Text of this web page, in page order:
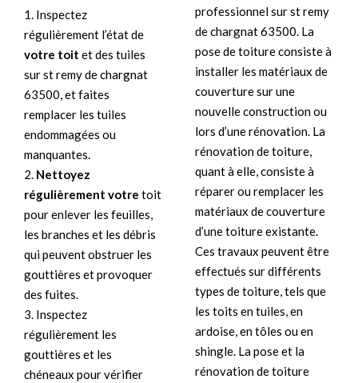
1. Inspectez
régulièrement l’état de
votre toit et des tuiles
sur st remy de chargnat
63500, et faites
remplacer les tuiles
endommagées ou
manquantes.
2. Nettoyez
régulièrement votre toit
pour enlever les feuilles,
les branches et les débris
qui peuvent obstruer les
gouttières et provoquer
des fuites.
3. Inspectez
régulièrement les
gouttières et les
chéneaux pour vérifier
professionnel sur st remy
de chargnat 63500. La
pose de toiture consiste à
installer les matériaux de
couverture sur une
nouvelle construction ou
lors d’une rénovation. La
rénovation de toiture,
quant à elle, consiste à
réparer ou remplacer les
matériaux de couverture
d’une toiture existante.
Ces travaux peuvent être
effectués sur différents
types de toiture, tels que
les toits en tuiles, en
ardoise, en tôles ou en
shingle. La pose et la
rénovation de toiture